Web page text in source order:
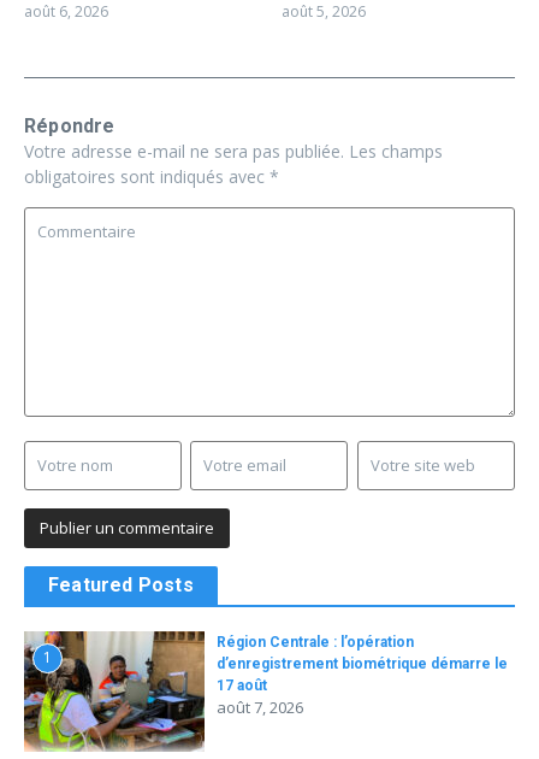
août 6, 2026 août 5, 2026
Répondre
Votre adresse e-mail ne sera pas publiée. Les champs
obligatoires sont indiqués avec *
Featured Posts
1
Région Centrale : l’opération
d’enregistrement biométrique démarre le
17 août
août 7, 2026